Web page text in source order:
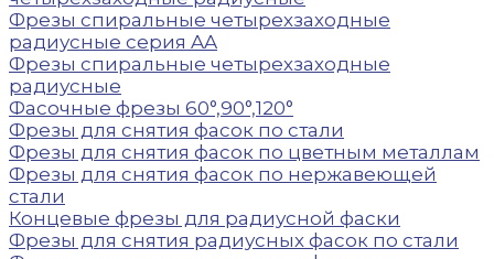
Фрезы спиральные четырехзаходные
радиусные серия AA
Фрезы спиральные четырехзаходные
радиусные
Фасочные фрезы 60°,90°,120°
Фрезы для снятия фасок по стали
Фрезы для снятия фасок по цветным металлам
Фрезы для снятия фасок по нержавеющей
стали
Концевые фрезы для радиусной фаски
Фрезы для снятия радиусных фасок по стали